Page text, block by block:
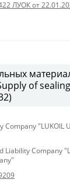
ЛУОК от
of
Company "LUKOIL
Liability Company